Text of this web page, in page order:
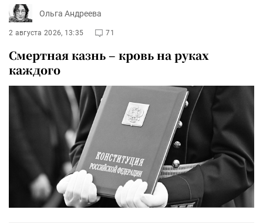
Ольга Андреева
2 августа 2026, 13:35 71
Смертная казнь – кровь на руках
каждого